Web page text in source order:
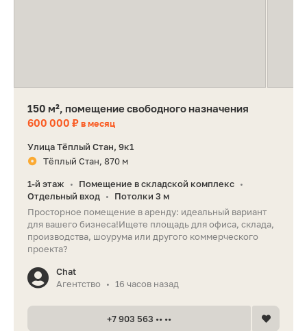
150 м², помещение свободного назначения
600 000 ₽в месяц
Улица Тёплый Стан, 9к1
Тёплый Стан, 870 м
1-й этаж • Помещение в складской комплекс •
Отдельный вход •
Потолки 3 м
Просторное помещение в аренду: идеальный вариант
для вашего бизнеса!Ищете площадь для офиса, склада,
производства, шоурума или другого коммерческого
проекта?
Chat
Агентство
• 16 часов назад
+7 903 563 •• ••